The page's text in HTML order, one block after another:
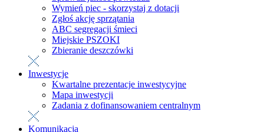
Wymień piec - skorzystaj z dotacji
Zgłoś akcję sprzątania
ABC segregacji śmieci
Miejskie PSZOKI
Zbieranie deszczówki
Inwestycje
Kwartalne prezentacje inwestycyjne
Mapa inwestycji
Zadania z dofinansowaniem centralnym
Komunikacja